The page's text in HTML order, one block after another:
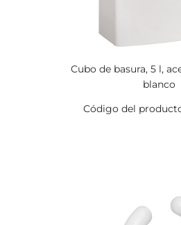
Cubo de basura, 5 l,
blanco
Código del